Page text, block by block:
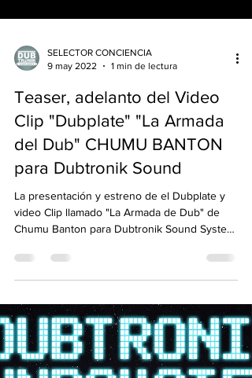
SELECTOR CONCIENCIA
Teaser, adelanto del Video
Clip "Dubplate" "La Armada
del Dub" CHUMU BANTON
para Dubtronik Sound
La presentación y estreno de el Dubplate y
video Clip llamado "La Armada de Dub" de
Chumu Banton para Dubtronik Sound System
será el...